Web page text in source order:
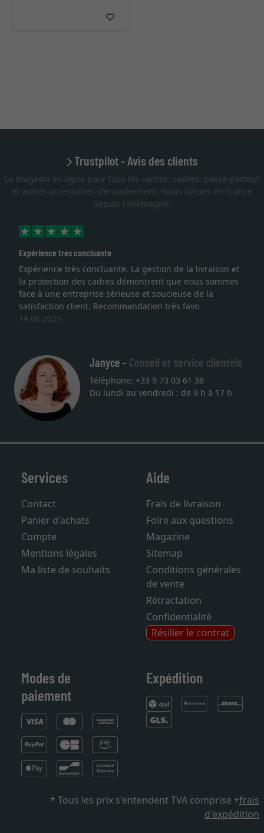
Trustpilot - Avis des clients
Le magasin en ligne pour tous les cadres: cadres, passe-partout
et autres accessoires d'encadrement. Nous livrons en France
depuis l'Allemagne.
Expérience très concluante
Expérience très concluante. La gestion de la livraison et
la protection des cadres démontrent que nous sommes
face à une entreprise sérieuse et soucieuse de la
satisfaction client. Recommandation très favo
14.06.2025
Janyce - Conseil et service clientèle
Téléphone: +33 9 73 03 61 38
Du lundi au vendredi : de 9 h à 17 h
Services
Contact
Panier d'achats
Compte
Mentions légales
Ma liste de souhaits
Aide
Frais de livraison
Foire aux questions
Magazine
Sitemap
Conditions générales
de vente
Rétractation
Confidentialité
Résilier le contrat
Modes de
paiement
Expédition
* Tous les prix s'entendent TVA comprise +frais
d'expédition